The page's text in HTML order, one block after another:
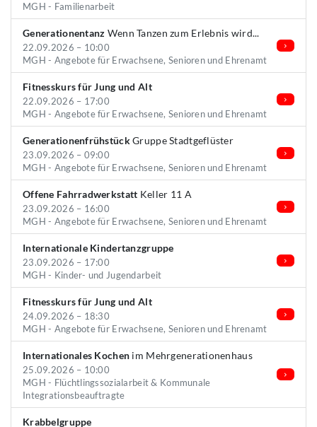
MGH - Familienarbeit
Generationentanz Wenn Tanzen zum Erlebnis wird...
22.09.2026 – 10:00
MGH - Angebote für Erwachsene, Senioren und Ehrenamt
Fitnesskurs für Jung und Alt
22.09.2026 – 17:00
MGH - Angebote für Erwachsene, Senioren und Ehrenamt
GenerationenfrühstückGruppe Stadtgeflüster
23.09.2026 – 09:00
MGH - Angebote für Erwachsene, Senioren und Ehrenamt
Offene Fahrradwerkstatt Keller 11 A
23.09.2026 – 16:00
MGH - Angebote für Erwachsene, Senioren und Ehrenamt
Internationale Kindertanzgruppe
23.09.2026 – 17:00
MGH - Kinder- und Jugendarbeit
Fitnesskurs für Jung und Alt
24.09.2026 – 18:30
MGH - Angebote für Erwachsene, Senioren und Ehrenamt
Internationales Kochen im Mehrgenerationenhaus
25.09.2026 – 10:00
MGH - Flüchtlingssozialarbeit & Kommunale
Integrationsbeauftragte
Krabbelgruppe